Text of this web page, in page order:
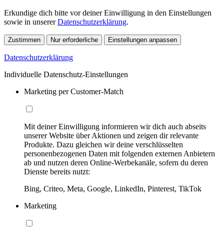
Erkundige dich bitte vor deiner Einwilligung in den Einstellungen
sowie in unsererDatenschutzerklärung.
Zustimmen Nur erforderliche Einstellungen anpassen
Datenschutzerklärung
Individuelle Datenschutz-Einstellungen
Marketing per Customer-Match
Mit deiner Einwilligung informieren wir dich auch abseits
unserer Website über Aktionen und zeigen dir relevante
Produkte. Dazu gleichen wir deine verschlüsselten
personenbezogenen Daten mit folgenden externen Anbietern
ab und nutzen deren Online-Werbekanäle, sofern du deren
Dienste bereits nutzt:
Bing, Criteo, Meta, Google, LinkedIn, Pinterest, TikTok
Marketing